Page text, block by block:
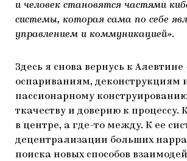
и человек становятся частями
системы, которая сама по себе
управлением и коммуникацией».
Здесь я снова вернусь к Алевтине
оспариваниям, деконструкциям
пассионарному
ткачеству и доверию к процессу.
в центре, а где-то между. К ее
децентрализации больших
поиска новых способов